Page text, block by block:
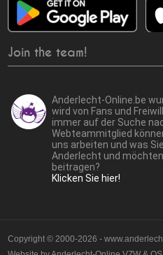
Join the team!
Anderlecht-Online.be
wird von Fans und
immer auf der Suche
Webteammitglied
uns arbeiten und was
Anderlecht und
beitragen?
Klicken Sie hier!
Copyright © 2000-2026 -